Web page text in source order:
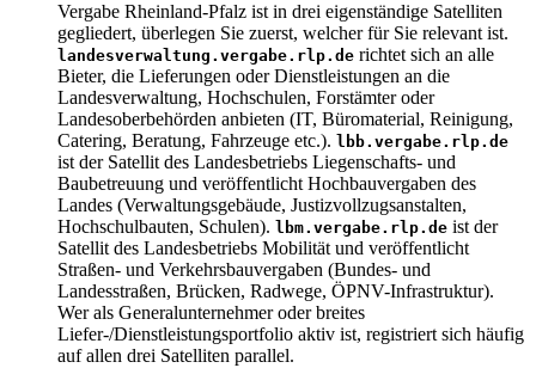
Vergabe Rheinland-Pfalz ist in drei eigenständige Satelliten
gegliedert, überlegen Sie zuerst, welcher für Sie relevant ist.
landesverwaltung.vergabe.rlp.de richtet sich an alle
Bieter, die Lieferungen oder Dienstleistungen an die
Landesverwaltung, Hochschulen, Forstämter oder
Landesoberbehörden anbieten (IT, Büromaterial, Reinigung,
Catering, Beratung, Fahrzeuge etc.). lbb.vergabe.rlp.de
ist der Satellit des Landesbetriebs Liegenschafts- und
Baubetreuung und veröffentlicht Hochbauvergaben des
Landes (Verwaltungsgebäude, Justizvollzugsanstalten,
Hochschulbauten, Schulen). lbm.vergabe.rlp.de ist der
Satellit des Landesbetriebs Mobilität und veröffentlicht
Straßen- und Verkehrsbauvergaben (Bundes- und
Landesstraßen, Brücken, Radwege, ÖPNV-Infrastruktur).
Wer als Generalunternehmer oder breites
Liefer-/Dienstleistungsportfolio aktiv ist, registriert sich häufig
auf allen drei Satelliten parallel.